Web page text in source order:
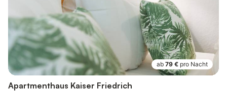
ab 79 € pro Nacht
Apartmenthaus Kaiser Friedrich